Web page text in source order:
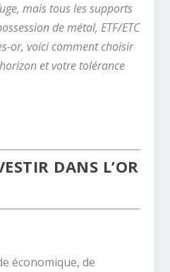
mais tous les supports
de métal, ETF/ETC
or, voici comment choisir
et votre tolérance
DANS L’OR
économique, de